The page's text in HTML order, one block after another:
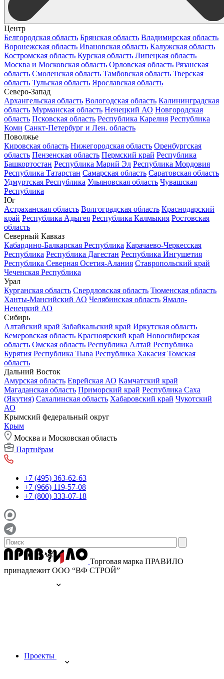
Центр
Белгородская область Брянская область Владимирская область
Воронежская область Ивановская область Калужская область
Костромская область Курская область Липецкая область
Москва и Московская область Орловская область Рязанская
область Смоленская область Тамбовская область Тверская
область Тульская область Ярославская область
Северо-Запад
Архангельская область Вологодская область Калининградская
область Мурманская область Ненецкий АО Новгородская
область Псковская область Республика Карелия Республика
Коми Санкт-Петербург и Лен. область
Поволжье
Кировская область Нижегородская область Оренбургская
область Пензенская область Пермский край Республика
Башкортостан Республика Марий Эл Республика Мордовия
Республика Татарстан Самарская область Саратовская область
Удмуртская Республика Ульяновская область Чувашская
Республика
Юг
Астраханская область Волгоградская область Краснодарский
край Республика Адыгея Республика Калмыкия Ростовская
область
Северный Кавказ
Кабардино-Балкарская Республика Карачаево-Черкесская
Республика Республика Дагестан Республика Ингушетия
Республика Северная Осетия-Алания Ставропольский край
Чеченская Республика
Урал
Курганская область Свердловская область Тюменская область
Ханты-Мансийский АО Челябинская область Ямало-
Ненецкий АО
Сибирь
Алтайский край Забайкальский край Иркутская область
Кемеровская область Красноярский край Новосибирская
область Омская область Республика Алтай Республика
Бурятия Республика Тыва Республика Хакасия Томская
область
Дальний Восток
Амурская область Еврейская АО Камчатский край
Магаданская область Приморский край Республика Саха
(Якутия) Сахалинская область Хабаровский край Чукотский
АО
Крымский федеральный округ
Крым
Москва и Московская область
Партнёрам
+7 (495) 363-62-63
+7 (966) 119-57-08
+7 (800) 333-07-18
Торговая марка ПРАВИЛО
принадлежит ООО “ВФ СТРОЙ”
Проекты